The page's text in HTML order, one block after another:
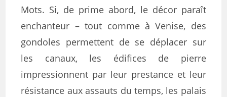
Mots. Si, de prime abord, le décor paraît
enchanteur – tout comme à Venise, des
gondoles permettent de se déplacer sur
les canaux, les édifices de pierre
impressionnent par leur prestance et leur
résistance aux assauts du temps, les palais